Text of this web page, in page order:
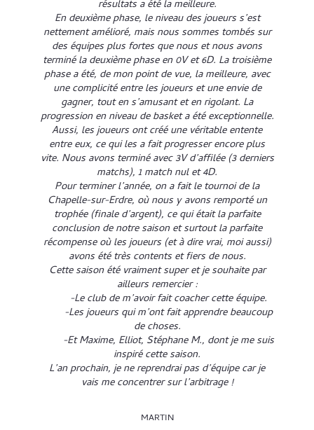
résultats a été la meilleure.
En deuxième phase, le niveau des joueurs s’est
nettement amélioré, mais nous sommes tombés sur
des équipes plus fortes que nous et nous avons
terminé la deuxième phase en 0V et 6D. La troisième
phase a été, de mon point de vue, la meilleure, avec
une complicité entre les joueurs et une envie de
gagner, tout en s’amusant et en rigolant. La
progression en niveau de basket a été exceptionnelle.
Aussi, les joueurs ont créé une véritable entente
entre eux, ce qui les a fait progresser encore plus
vite. Nous avons terminé avec 3V d’affilée (3 derniers
matchs), 1 match nul et 4D.
Pour terminer l’année, on a fait le tournoi de la
Chapelle-sur-Erdre, où nous y avons remporté un
trophée (finale d’argent), ce qui était la parfaite
conclusion de notre saison et surtout la parfaite
récompense où les joueurs (et à dire vrai, moi aussi)
avons été très contents et fiers de nous.
Cette saison été vraiment super et je souhaite par
ailleurs remercier :
-Le club de m’avoir fait coacher cette équipe.
-Les joueurs qui m’ont fait apprendre beaucoup
de choses.
-Et Maxime, Elliot, Stéphane M., dont je me suis
inspiré cette saison.
L’an prochain, je ne reprendrai pas d’équipe car je
vais me concentrer sur l’arbitrage !
MARTIN